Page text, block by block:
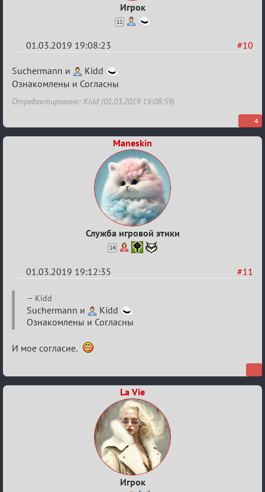
Игрок
11
#10
01.03.2019 19:08:23
Re:
IX
Турнир
Suchermann и
Kidd
Ознакомлены и Согласны
Отредактировано: Kidd (01.03.2019 19:08:59)
4
Maneskin
Служба игровой этики
14
#11
01.03.2019 19:12:35
Re:
Турнир
Пар
Kidd
Suchermann и
Kidd
Ознакомлены и Согласны
И мое согласие.
La Vie
Игрок